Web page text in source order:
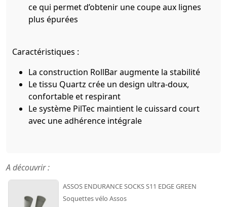
ce qui permet d’obtenir une coupe aux lignes
plus épurées
Caractéristiques :
La construction RollBar augmente la stabilité
Le tissu Quartz crée un design ultra-doux,
confortable et respirant
Le système PilTec maintient le cuissard court
avec une adhérence intégrale
A découvrir :
ASSOS ENDURANCE SOCKS S11 EDGE GREEN
Soquettes vélo Assos